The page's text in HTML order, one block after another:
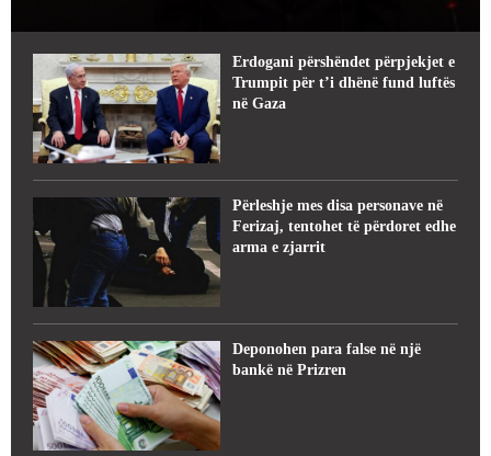
Erdogani përshëndet përpjekjet e
Trumpit për t’i dhënë fund luftës
në Gaza
Përleshje mes disa personave në
Ferizaj, tentohet të përdoret edhe
arma e zjarrit
Deponohen para false në një
bankë në Prizren